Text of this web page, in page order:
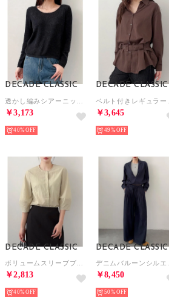
DECADE CLASSIC
￥3,173
40%
DECADE CLASSIC
￥3,645
49%
DECADE CLASSIC
￥2,813
40%
DECADE CLASSIC
￥8,450
50%